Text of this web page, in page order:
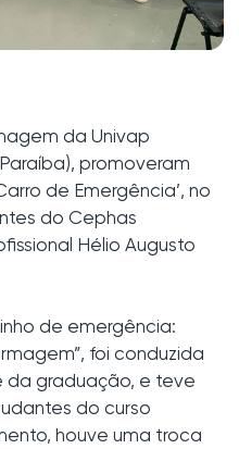
da Univap
promoveram
de Emergência’, no
do Cephas
Hélio Augusto
de emergência:
foi conduzida
da graduação, e teve
do curso
houve uma troca